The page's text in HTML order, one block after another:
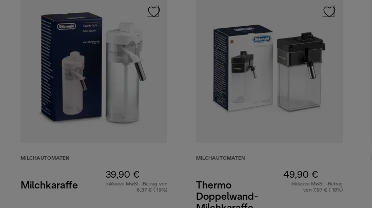
MILCHAUTOMATEN
Milchkaraffe
39,90 €
Inklusive MwSt.-Betrag von
6,37 € ( 19%)
MILCHAUTOMATEN
Thermo
Doppelwand-
49,90 €
Inklusive MwSt.-Betrag
von 7,97 € ( 19%)